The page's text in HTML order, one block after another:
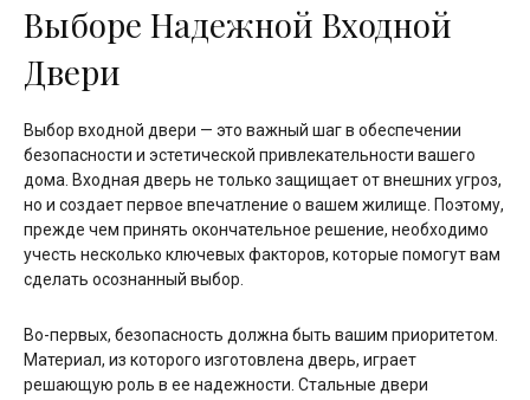
Выборе Надежной Входной
Двери
Выбор входной двери — это важный шаг в обеспечении
безопасности и эстетической привлекательности вашего
дома. Входная дверь не только защищает от внешних угроз,
но и создает первое впечатление о вашем жилище. Поэтому,
прежде чем принять окончательное решение, необходимо
учесть несколько ключевых факторов, которые помогут вам
сделать осознанный выбор.
Во-первых, безопасность должна быть вашим приоритетом.
Материал, из которого изготовлена дверь, играет
решающую роль в ее надежности. Стальные двери